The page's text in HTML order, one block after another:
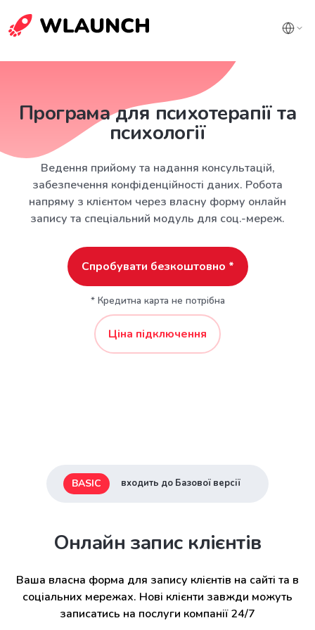
Програма для психотерапії та
психології
Ведення прийому та надання консультацій,
забезпечення конфіденційності даних. Робота
напряму з клієнтом через власну форму онлайн
запису та спеціальний модуль для соц.-мереж.
Спробувати безкоштовно *
* Кредитна карта не потрібна
Ціна підключення
BASIC входить до Базової версії
Онлайн запис клієнтів
Ваша власна форма для запису клієнтів на сайті та в
соціальних мережах. Нові клієнти завжди можуть
записатись на послуги компанії 24/7